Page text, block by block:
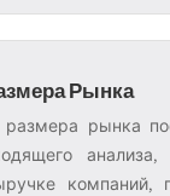
Рынка
рынка
компаний,